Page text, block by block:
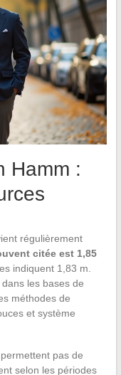
Hamm :
régulièrement
citée est 1,85
indiquent 1,83 m.
les bases de
méthodes de
et système
pas de
selon les périodes